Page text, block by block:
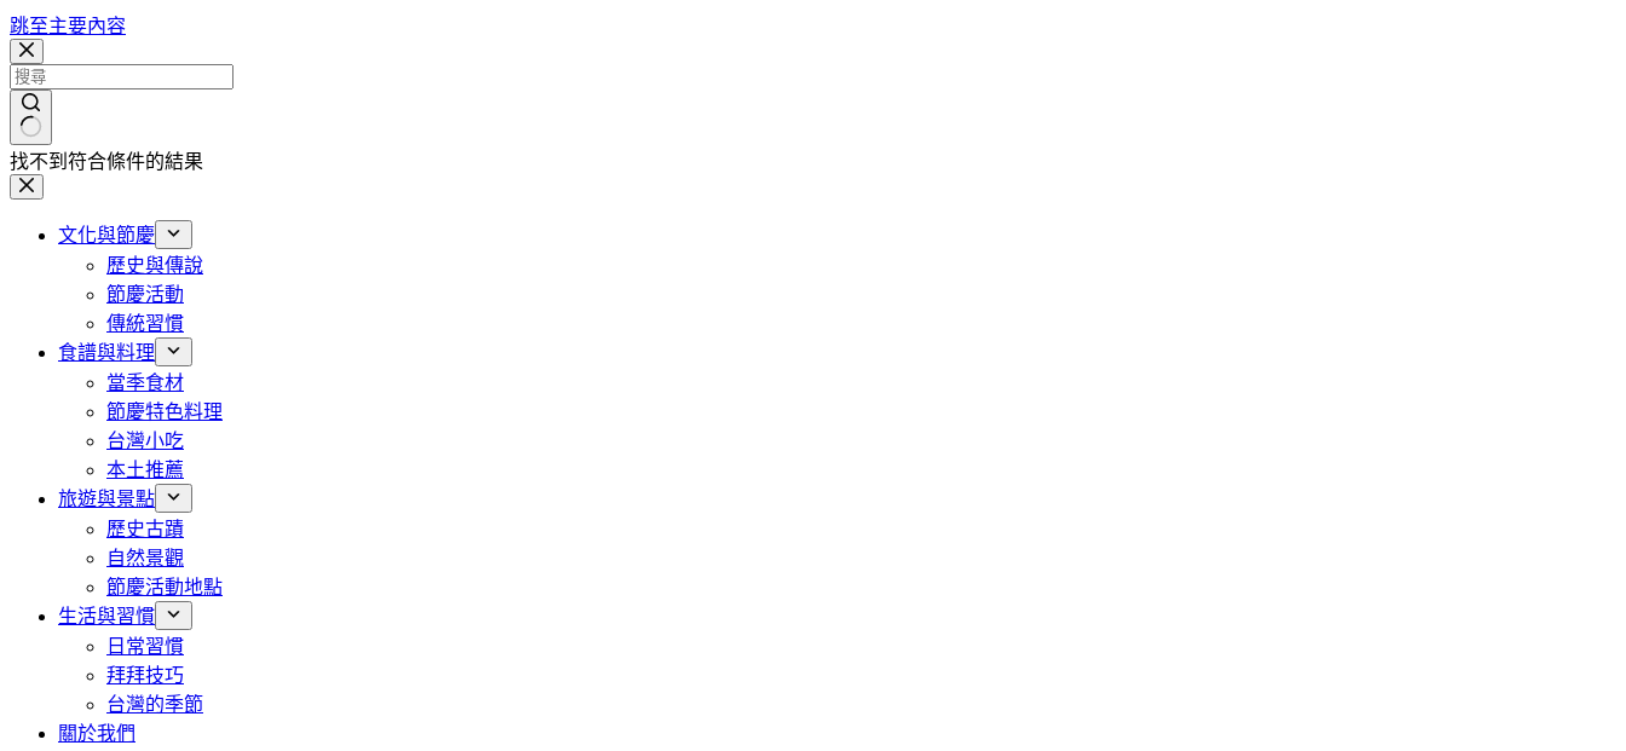
跳至主要內容
找不到符合條件的結果
文化與節慶
歷史與傳說
節慶活動
傳統習慣
食譜與料理
當季食材
節慶特色料理
台灣小吃
本土推薦
旅遊與景點
歷史古蹟
自然景觀
節慶活動地點
生活與習慣
日常習慣
拜拜技巧
台灣的季節
關於我們